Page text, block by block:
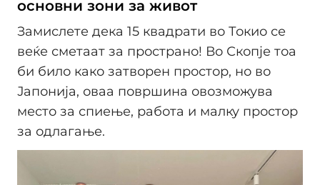
основни зони за живот
Замислете дека 15 квадрати во Токио се
веќе сметаат за пространо! Во Скопје тоа
би било како затворен простор, но во
Јапонија, оваа површина овозможува
место за спиење, работа и малку простор
за одлагање.